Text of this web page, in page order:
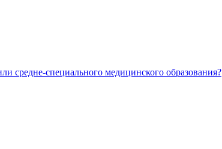
средне-специального медицинского образования?